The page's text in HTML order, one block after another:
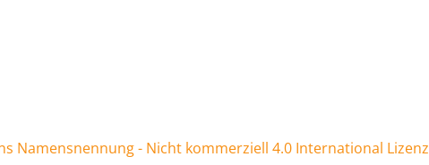
Namensnennung - Nicht kommerziell 4.0 International Lizenz